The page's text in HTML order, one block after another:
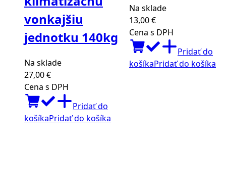
vonkajšiu
jednotku 140kg
Na sklade
27,00€
Cena s DPH
Pridať do
košíkaPridať do košíka
Na sklade
13,00€
Cena s DPH
Pridať do
košíkaPridať do košíka